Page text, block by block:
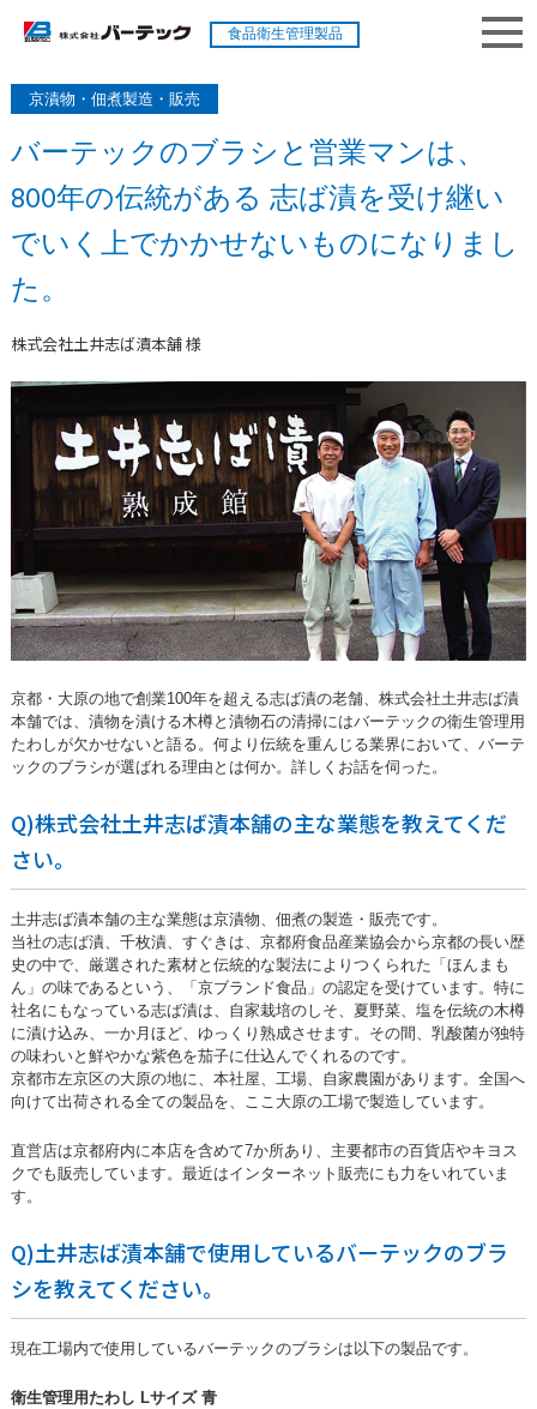
食品衛生管理製品
京漬物・佃煮製造・販売
バーテックのブラシと営業マンは、
800年の伝統がある 志ば漬を受け継い
でいく上でかかせないものになりまし
た。
株式会社土井志ば漬本舗 様
京都・大原の地で創業100年を超える志ば漬の老舗、株式会社土井志ば漬
本舗では、漬物を漬ける木樽と漬物石の清掃にはバーテックの衛生管理用
たわしが欠かせないと語る。何より伝統を重んじる業界において、バーテ
ックのブラシが選ばれる理由とは何か。詳しくお話を伺った。
Q)株式会社土井志ば漬本舗の主な業態を教えてくだ
さい。
土井志ば漬本舗の主な業態は京漬物、佃煮の製造・販売です。
当社の志ば漬、千枚漬、すぐきは、京都府食品産業協会から京都の長い歴
史の中で、厳選された素材と伝統的な製法によりつくられた「ほんまも
ん」の味であるという、「京ブランド食品」の認定を受けています。特に
社名にもなっている志ば漬は、自家栽培のしそ、夏野菜、塩を伝統の木樽
に漬け込み、一か月ほど、ゆっくり熟成させます。その間、乳酸菌が独特
の味わいと鮮やかな紫色を茄子に仕込んでくれるのです。
京都市左京区の大原の地に、本社屋、工場、自家農園があります。全国へ
向けて出荷される全ての製品を、ここ大原の工場で製造しています。
直営店は京都府内に本店を含めて7か所あり、主要都市の百貨店やキヨス
クでも販売しています。最近はインターネット販売にも力をいれていま
す。
Q)土井志ば漬本舗で使用しているバーテックのブラ
シを教えてください。
現在工場内で使用しているバーテックのブラシは以下の製品です。
衛生管理用たわし Lサイズ 青